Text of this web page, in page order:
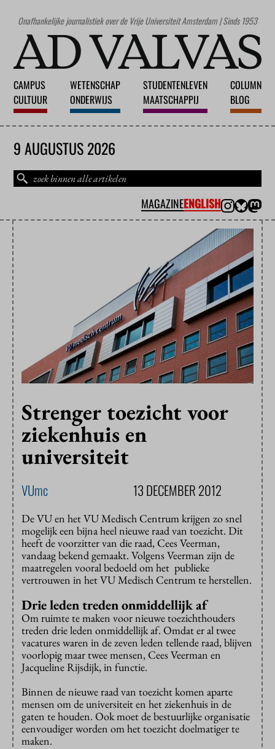
Onafhankelijke journalistiek over de Vrije Universiteit Amsterdam | Sinds 1953
CAMPUS
CULTUUR
WETENSCHAP
ONDERWIJS
STUDENTENLEVEN
MAATSCHAPPIJ
COLUMN
BLOG
9 AUGUSTUS 2026
MAGAZINEENGLISH
Strenger toezicht voor
ziekenhuis en
universiteit
VUmc 13 DECEMBER 2012
De VU en het VU Medisch Centrum krijgen zo snel
mogelijk een bijna heel nieuwe raad van toezicht. Dit
heeft de voorzitter van die raad, Cees Veerman,
vandaag bekend gemaakt. Volgens Veerman zijn de
maatregelen vooral bedoeld om het publieke
vertrouwen in het VU Medisch Centrum te herstellen.
Drie leden treden onmiddellijk af
Om ruimte te maken voor nieuwe toezichthouders
treden drie leden onmiddellijk af. Omdat er al twee
vacatures waren in de zeven leden tellende raad, blijven
voorlopig maar twee mensen, Cees Veerman en
Jacqueline Rijsdijk, in functie.
Binnen de nieuwe raad van toezicht komen aparte
mensen om de universiteit en het ziekenhuis in de
gaten te houden. Ook moet de bestuurlijke organisatie
eenvoudiger worden om het toezicht doelmatiger te
maken.